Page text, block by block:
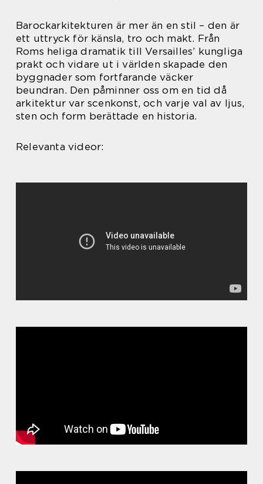
Barockarkitekturen är mer än en stil – den är
ett uttryck för känsla, tro och makt. Från
Roms heliga dramatik till Versailles’ kungliga
prakt och vidare ut i världen skapade den
byggnader som fortfarande väcker
beundran. Den påminner oss om en tid då
arkitektur var scenkonst, och varje val av ljus,
sten och form berättade en historia.
Relevanta videor: